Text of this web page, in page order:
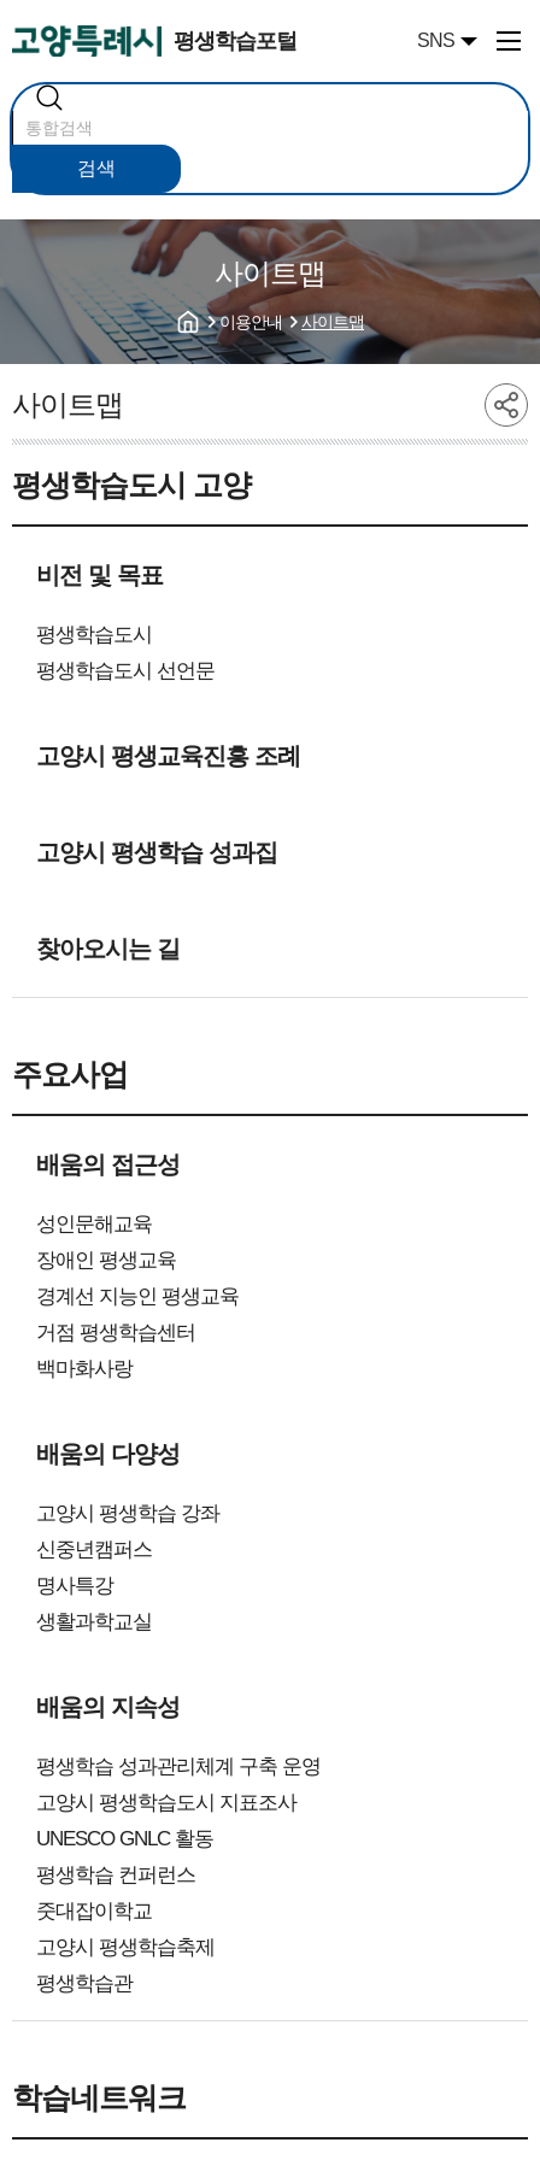
SNS
평생학습포털
통
합
검
색
검색
사이트맵
이용안내 사이트맵
사이트맵
평생학습도시 고양
비전 및 목표
평생학습도시
평생학습도시 선언문
고양시 평생교육진흥 조례
고양시 평생학습 성과집
찾아오시는 길
주요사업
배움의 접근성
성인문해교육
장애인 평생교육
경계선 지능인 평생교육
거점 평생학습센터
백마화사랑
배움의 다양성
고양시 평생학습 강좌
신중년캠퍼스
명사특강
생활과학교실
배움의 지속성
평생학습 성과관리체계 구축 운영
고양시 평생학습도시 지표조사
UNESCO GNLC 활동
평생학습 컨퍼런스
줏대잡이학교
고양시 평생학습축제
평생학습관
학습네트워크